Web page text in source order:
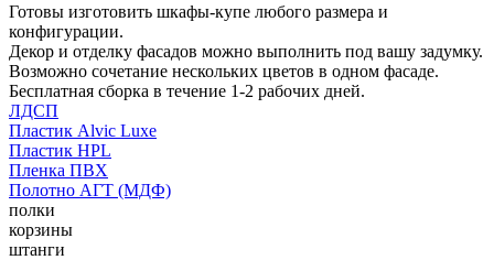
Готовы изготовить шкафы-купе любого размера и
конфигурации.
Декор и отделку фасадов можно выполнить под вашу задумку.
Возможно сочетание нескольких цветов в одном фасаде.
Бесплатная сборка в течение 1-2 рабочих дней.
ЛДСП
Пластик Alvic Luxe
Пластик HPL
Пленка ПВХ
Полотно АГТ (МДФ)
полки
корзины
штанги